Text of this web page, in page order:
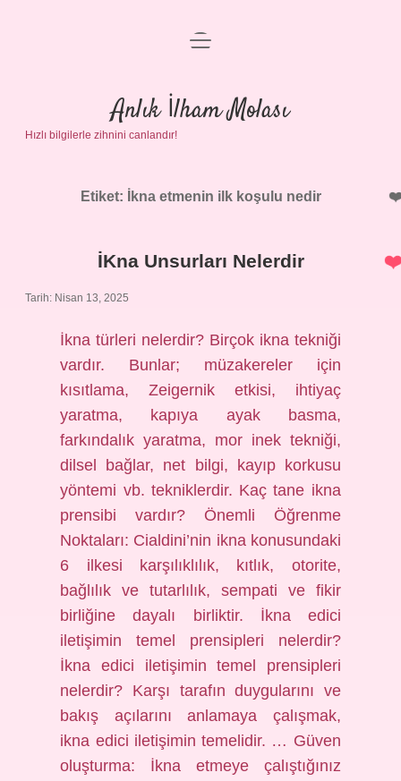
Anasayfa
Gizlilik Politikası
Yasal Uyarı
menüyü
Anlık İlham Molası
Hızlı bilgilerle zihnini canlandır!
Etiket: İkna etmenin ilk koşulu nedir
İKna Unsurları Nelerdir
Tarih: Nisan 13, 2025
İkna türleri nelerdir? Birçok ikna tekniği
vardır. Bunlar; müzakereler için
kısıtlama, Zeigernik etkisi, ihtiyaç
yaratma, kapıya ayak basma,
farkındalık yaratma, mor inek tekniği,
dilsel bağlar, net bilgi, kayıp korkusu
yöntemi vb. tekniklerdir. Kaç tane ikna
prensibi vardır? Önemli Öğrenme
Noktaları: Cialdini’nin ikna konusundaki
6 ilkesi karşılıklılık, kıtlık, otorite,
bağlılık ve tutarlılık, sempati ve fikir
birliğine dayalı birliktir. İkna edici
iletişimin temel prensipleri nelerdir?
İkna edici iletişimin temel prensipleri
nelerdir? Karşı tarafın duygularını ve
bakış açılarını anlamaya çalışmak,
ikna edici iletişimin temelidir. … Güven
oluşturma: İkna etmeye çalıştığınız